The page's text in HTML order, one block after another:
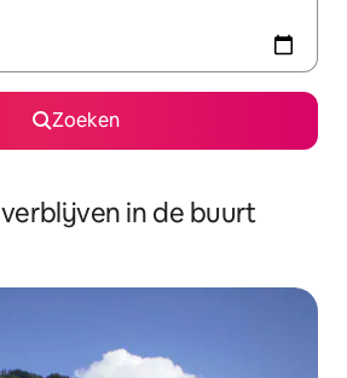
Zoeken
in de buurt